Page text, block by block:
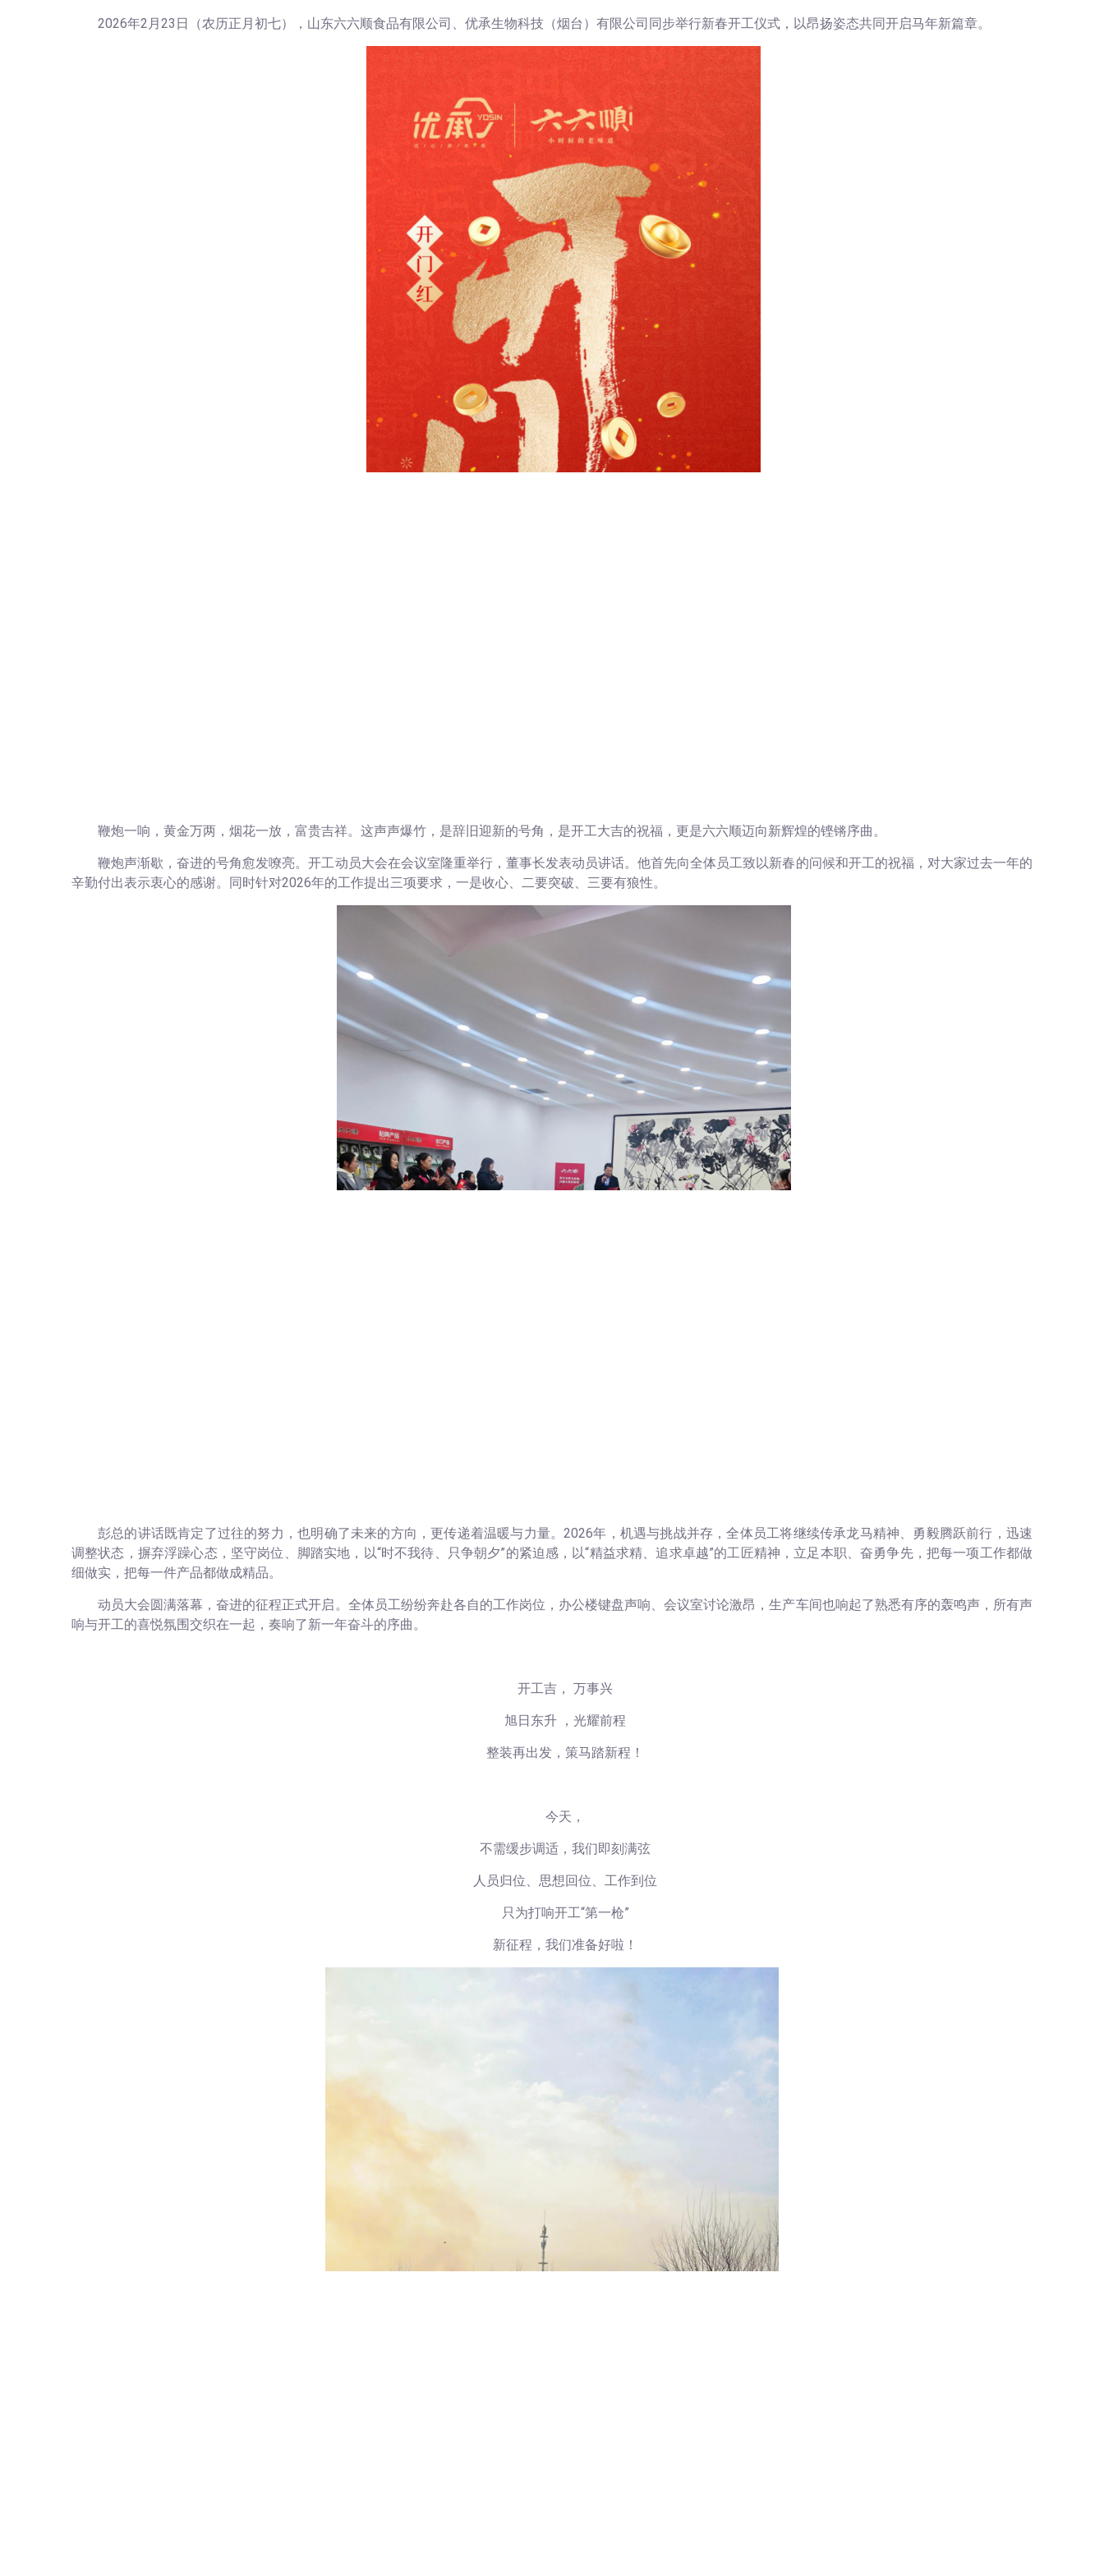
2026年2月23日（农历正月初七），山东六六顺食品有限公司、优承生物科技（烟台）有限公司同步举行新春开工仪式，以昂扬姿态共同开启马年新篇章。
鞭炮一响，黄金万两，烟花一放，富贵吉祥。这声声爆竹，是辞旧迎新的号角，是开工大吉的祝福，更是六六顺迈向新辉煌的铿锵序曲。
鞭炮声渐歇，奋进的号角愈发嘹亮。开工动员大会在会议室隆重举行，董事长发表动员讲话。他首先向全体员工致以新春的问候和开工的祝福，对大家过去一年的
辛勤付出表示衷心的感谢。同时针对2026年的工作提出三项要求，一是收心、二要突破、三要有狼性。
彭总的讲话既肯定了过往的努力，也明确了未来的方向，更传递着温暖与力量。2026年，机遇与挑战并存，全体员工将继续传承龙马精神、勇毅腾跃前行，迅速
调整状态，摒弃浮躁心态，坚守岗位、脚踏实地，以“时不我待、只争朝夕”的紧迫感，以“精益求精、追求卓越”的工匠精神，立足本职、奋勇争先，把每一项工作都做
细做实，把每一件产品都做成精品。
动员大会圆满落幕，奋进的征程正式开启。全体员工纷纷奔赴各自的工作岗位，办公楼键盘声响、会议室讨论激昂，生产车间也响起了熟悉有序的轰鸣声，所有声
响与开工的喜悦氛围交织在一起，奏响了新一年奋斗的序曲。
开工吉， 万事兴
旭日东升 ，光耀前程
整装再出发，策马踏新程！
今天，
不需缓步调适，我们即刻满弦
人员归位、思想回位、工作到位
只为打响开工“第一枪”
新征程，我们准备好啦！